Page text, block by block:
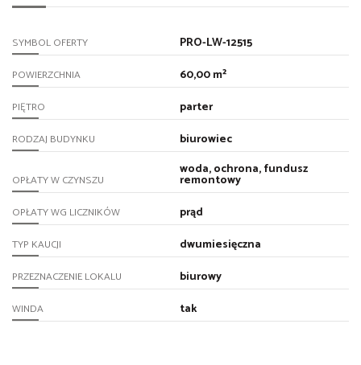
SYMBOL OFERTY PRO-LW-12515
POWIERZCHNIA 60,00 m²
PIĘTRO parter
RODZAJ BUDYNKU biurowiec
OPŁATY W CZYNSZU
woda, ochrona, fundusz
remontowy
OPŁATY WG LICZNIKÓW prąd
TYP KAUCJI dwumiesięczna
PRZEZNACZENIE LOKALU biurowy
WINDA tak